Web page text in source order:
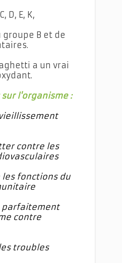
D, E, K,
B et de
a un vrai
l'organisme :
contre les
les fonctions du
parfaitement
contre
troubles